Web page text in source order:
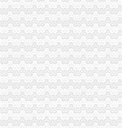
重庆办执照
请问一下我刚开了一家正宗重
请问下重庆怎么在网上办理无
重庆注册公司、重庆代办执照
重庆代办房地产开发资质_商标
分公司_个体工商_代账报税_营
渝北区办执照
重庆渝北区国税局加州税务所
渝北查“非法专车”<BR/>平均每
关于兴业银行股份有限公司重